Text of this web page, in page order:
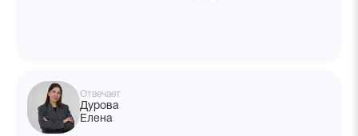
Отвечает
Дурова
Елена